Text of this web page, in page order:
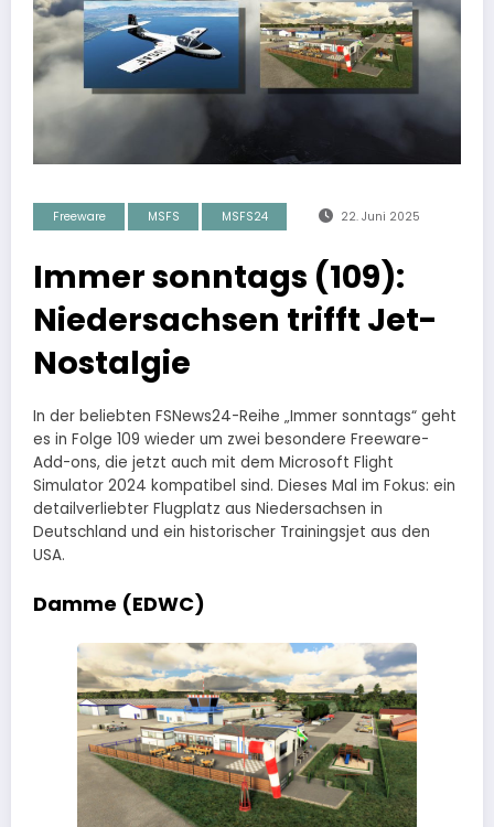
Freeware MSFS MSFS24 22. Juni 2025
Immer sonntags (109):
Niedersachsen trifft Jet-
Nostalgie
In der beliebten FSNews24-Reihe „Immer sonntags“ geht
es in Folge 109 wieder um zwei besondere Freeware-
Add-ons, die jetzt auch mit dem Microsoft Flight
Simulator 2024 kompatibel sind. Dieses Mal im Fokus: ein
detailverliebter Flugplatz aus Niedersachsen in
Deutschland und ein historischer Trainingsjet aus den
USA.
Damme (EDWC)